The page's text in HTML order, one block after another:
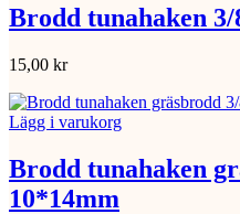
Brodd tunahaken
15,00 kr
Lägg i varukorg
Brodd tunahaken
10*14mm